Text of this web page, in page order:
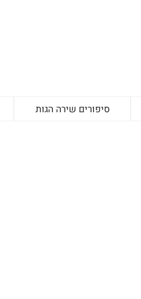
סיפורים שירה הגות